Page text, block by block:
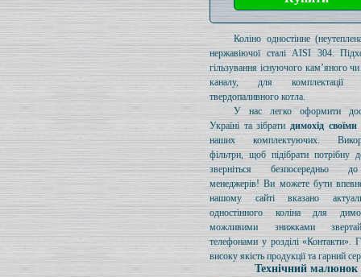
Коліно одностінне
нержавіючої сталі AISI 304.
гільзування існуючого кам’яного
каналу, для комплектації
твердопаливного котла.
У нас легко оформити
Україні та зібрати димохід
наших комплектуючих.
фільтри, щоб підібрати потрібну
зверніться безпосередньо
менеджерів! Ви можете бути
нашому сайті вказано
одностінного коліна для
можливими знижками
телефонами у розділі «Контакти».
високу якість продукції та гарний
Технічний малюнок